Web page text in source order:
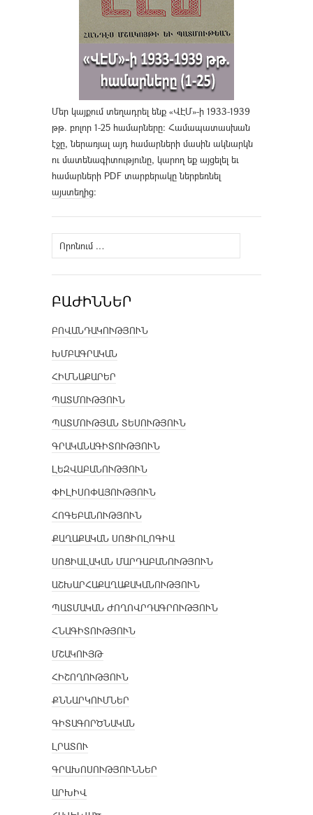
Մեր կայքում տեղադրել ենք «ՎԷՄ»-ի 1933-1939
թթ. բոլոր 1-25 համարները։ Համապատասխան
էջը, ներառյալ այդ համարների մասին ակնարկն
ու մատենագիտությունը, կարող եք այցելել եւ
համարների PDF տարբերակը ներբեռնել
այստեղից։
Որոնել՝
ԲԱԺԻՆՆԵՐ
ԲՈՎԱՆԴԱԿՈՒԹՅՈՒՆ
ԽՄԲԱԳՐԱԿԱՆ
ՀԻՄՆԱՔԱՐԵՐ
ՊԱՏՄՈՒԹՅՈՒՆ
ՊԱՏՄՈՒԹՅԱՆ ՏԵՍՈՒԹՅՈՒՆ
ԳՐԱԿԱՆԱԳԻՏՈՒԹՅՈՒՆ
ԼԵԶՎԱԲԱՆՈՒԹՅՈՒՆ
ՓԻԼԻՍՈՓԱՅՈՒԹՅՈՒՆ
ՀՈԳԵԲԱՆՈՒԹՅՈՒՆ
ՔԱՂԱՔԱԿԱՆ ՍՈՑԻՈԼՈԳԻԱ
ՍՈՑԻԱԼԱԿԱՆ ՄԱՐԴԱԲԱՆՈՒԹՅՈՒՆ
ԱՇԽԱՐՀԱՔԱՂԱՔԱԿԱՆՈՒԹՅՈՒՆ
ՊԱՏՄԱԿԱՆ ԺՈՂՈՎՐԴԱԳՐՈՒԹՅՈՒՆ
ՀՆԱԳԻՏՈՒԹՅՈՒՆ
ՄՇԱԿՈՒՅԹ
ՀԻՇՈՂՈՒԹՅՈՒՆ
ՔՆՆԱՐԿՈՒՄՆԵՐ
ԳԻՏԱԳՈՐԾՆԱԿԱՆ
ԼՐԱՏՈՒ
ԳՐԱԽՈՍՈՒԹՅՈՒՆՆԵՐ
ԱՐԽԻՎ